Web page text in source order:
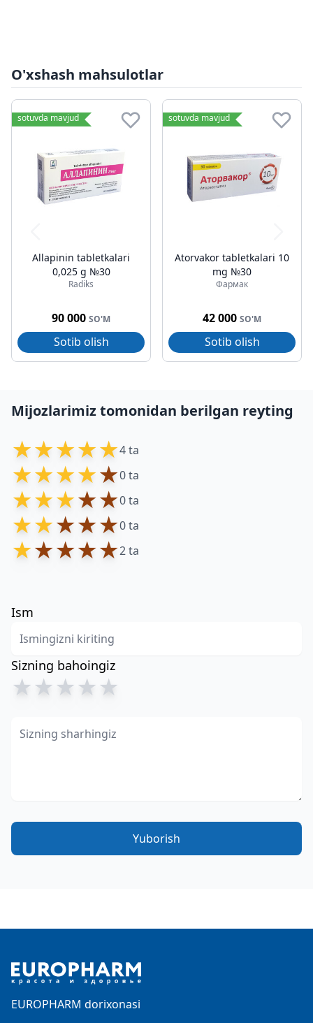
O'xshash mahsulotlar
sotuvda mavjud
Allapinin tabletkalari
0,025 g №30
Radiks
90 000 SO'M
Sotib olish
sotuvda mavjud
Atorvakor tabletkalari 10
mg №30
Фармак
42 000 SO'M
Sotib olish
Mijozlarimiz tomonidan berilgan reyting
★★★★★4 ta
★★★★★0 ta
★★★★★0 ta
★★★★★0 ta
★★★★★2 ta
Ism
Sizning bahoingiz
★★★★★
Yuborish
EUROPHARM dorixonasi